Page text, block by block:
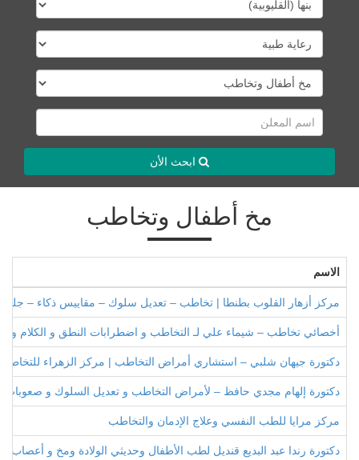
ابحث الأن
مخ أطفال وتخاطب
الاسم
مركز أزهار القلوب بطنطا | تخاطب – تعديل سلوك – مقاييس ذكاء –
أخصائي تخاطب – شيماء علي لـ التخاطب و اضطرابات النطق و الكلام و
دكتورة جيهان شلبي – استشاري أمراض التخاطب | مركز الزهراء للتخاطب
دكتورة إلهام مجدي حافظ – لأمراض التخاطب و تعديل السلوك و صعوبات
مركز مرايا للطب النفسي وعلاج الإدمان والتخاطب
دكتورة رندا عبد البديع قنديل لطب الأطفال وحديثي الولادة ومخ و أعصاب